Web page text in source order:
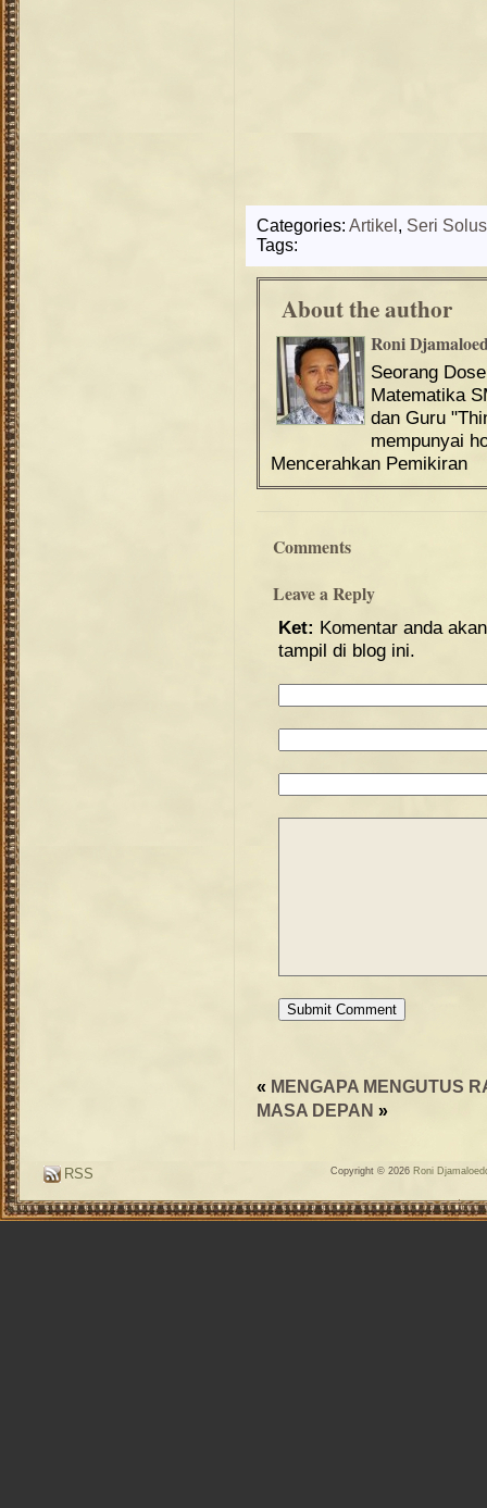
Categories: Artikel , Seri
Tags:
About the author
Roni
Seorang
Matematika
dan Guru
mempunyai
Mencerahkan Pemikiran
Comments
Leave a Reply
Ket: Komentar anda
tampil di blog ini.
« MENGAPA MENGUTUS
MASA DEPAN »
Copyright © 2026 Roni
RSS